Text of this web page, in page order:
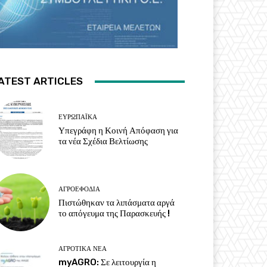
ARTICLES
ΕΥΡΩΠΑΪΚΆ
Υπεγράφη η Κοινή Απόφαση για
τα νέα Σχέδια Βελτίωσης
ΑΓΡΟΕΦΌΔΙΑ
Πιστώθηκαν τα λιπάσματα αργά
το απόγευμα της Παρασκευής !
ΑΓΡΟΤΙΚΆ ΝΈΑ
myAGRO: Σε λειτουργία η